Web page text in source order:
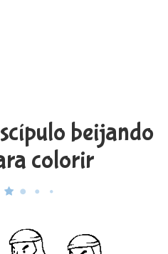
beijando
colorir